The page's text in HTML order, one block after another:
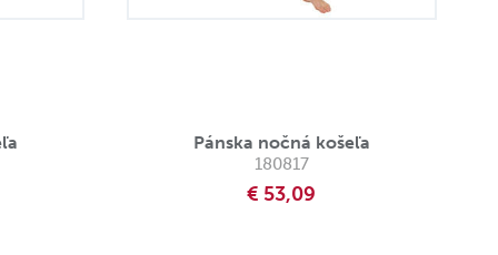
Pánska nočná košeľa
180817
€ 53,09